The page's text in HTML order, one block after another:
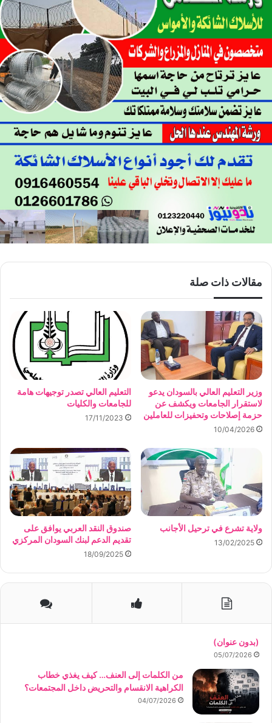
مقالات ذات صلة
وزير التعليم العالي بالسودان يدعو
لاستقرار الجامعات ويكشف عن
حزمة إصلاحات وتحفيزات للعاملين
10/04/2026
التعليم العالي تصدر توجيهات هامة
للجامعات والكليات
17/11/2023
ولاية تشرع في ترحيل الأجانب
13/02/2025
صندوق النقد العربي يوافق على
تقديم الدعم لبنك السودان المركزي
18/09/2025
(بدون عنوان)
05/07/2026
من الكلمات إلى العنف… كيف يغذي خطاب
الكراهية الانقسام والتحريض داخل المجتمعات؟
04/07/2026